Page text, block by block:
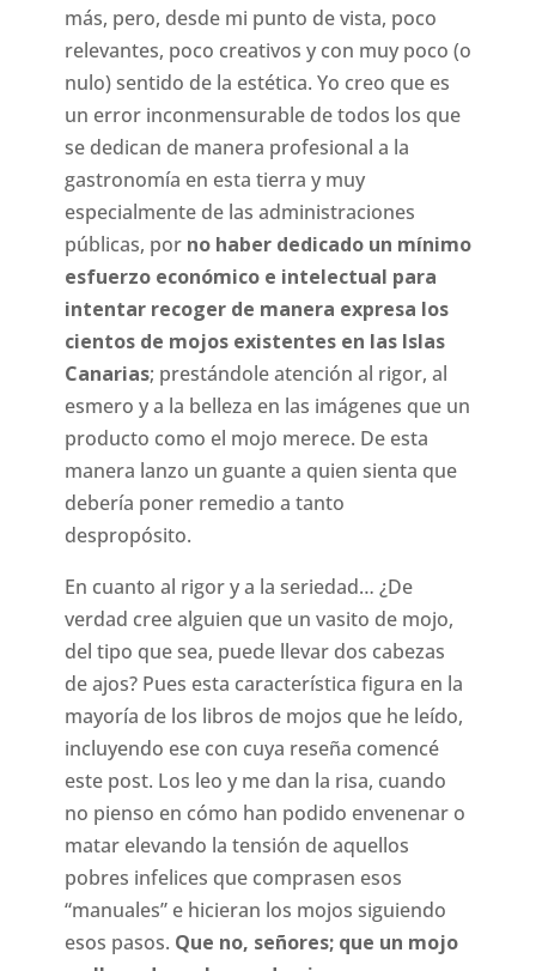
más, pero, desde mi punto de vista, poco
relevantes, poco creativos y con muy poco (o
nulo) sentido de la estética. Yo creo que es
un error inconmensurable de todos los que
se dedican de manera profesional a la
gastronomía en esta tierra y muy
especialmente de las administraciones
públicas, por no haber dedicado un mínimo
esfuerzo económico e intelectual para
intentar recoger de manera expresa los
cientos de mojos existentes en las Islas
Canarias; prestándole atención al rigor, al
esmero y a la belleza en las imágenes que un
producto como el mojo merece. De esta
manera lanzo un guante a quien sienta que
debería poner remedio a tanto
despropósito.
En cuanto al rigor y a la seriedad… ¿De
verdad cree alguien que un vasito de mojo,
del tipo que sea, puede llevar dos cabezas
de ajos? Pues esta característica figura en la
mayoría de los libros de mojos que he leído,
incluyendo ese con cuya reseña comencé
este post. Los leo y me dan la risa, cuando
no pienso en cómo han podido envenenar o
matar elevando la tensión de aquellos
pobres infelices que comprasen esos
“manuales” e hicieran los mojos siguiendo
esos pasos. Que no, señores; que un mojo